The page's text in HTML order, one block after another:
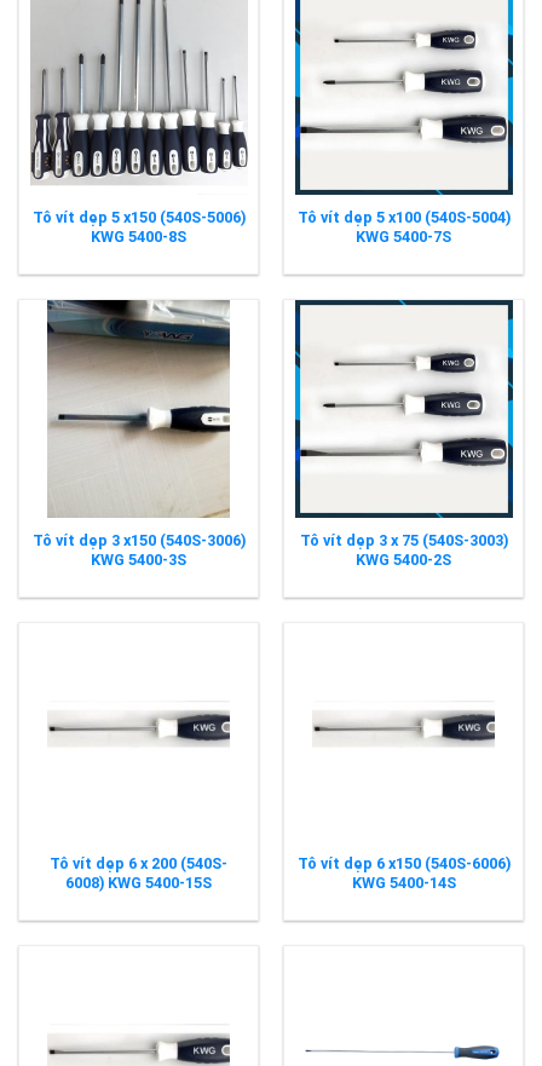
Tô vít dẹp 5 x150 (540S-5006)
KWG 5400-8S
Tô vít dẹp 5 x100 (540S-5004)
KWG 5400-7S
Tô vít dẹp 3 x150 (540S-3006)
KWG 5400-3S
Tô vít dẹp 3 x 75 (540S-3003)
KWG 5400-2S
Tô vít dẹp 6 x 200 (540S-
6008) KWG 5400-15S
Tô vít dẹp 6 x150 (540S-6006)
KWG 5400-14S